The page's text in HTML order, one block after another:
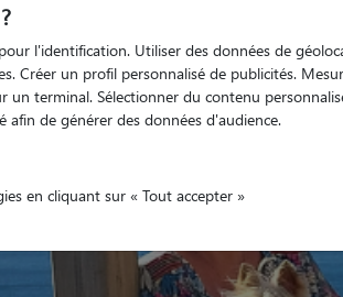
l'identification. Utiliser des données de
Créer un profil personnalisé de publicités.
un terminal. Sélectionner du contenu
afin de générer des données d'audience.
en cliquant sur « Tout accepter »